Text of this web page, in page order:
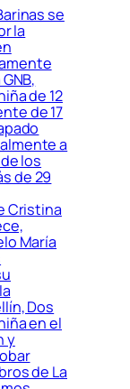
se
la
de 12
de 17
a
los
de 29
Cristina
María
Dos
en el
y
de La